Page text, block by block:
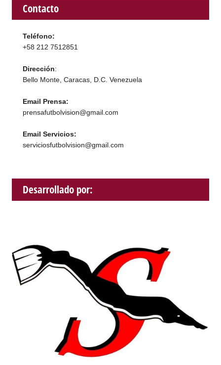
Contacto
Teléfono:
+58 212 7512851
Dirección:
Bello Monte, Caracas, D.C. Venezuela
Email Prensa:
prensafutbolvision@gmail.com
Email Servicios:
serviciosfutbolvision@gmail.com
Desarrollado por: